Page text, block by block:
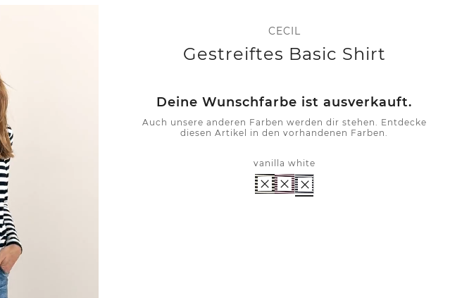
CECIL
Gestreiftes Basic Shirt
Deine Wunschfarbe ist ausverkauft.
Auch unsere anderen Farben werden dir stehen. Entdecke
diesen Artikel in den vorhandenen Farben.
vanilla white